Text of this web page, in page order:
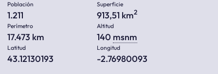
Población
1.211
Superficie
913,51 km2
Perímetro
17.473 km
Altitud
140 msnm
Latitud
43.12130193
Longitud
-2.76980093